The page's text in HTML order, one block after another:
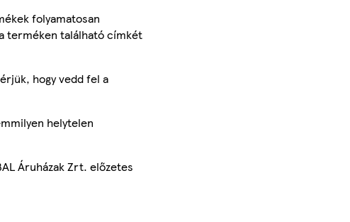
folyamatosan
terméken található címkét
hogy vedd fel a
helytelen
Áruházak Zrt. előzetes